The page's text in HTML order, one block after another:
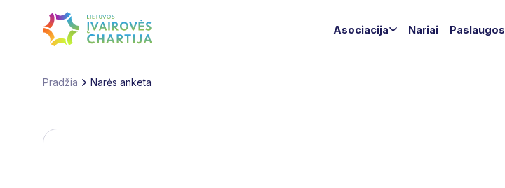
Asociacija Nariai Paslaugos
Pradžia Narės anketa